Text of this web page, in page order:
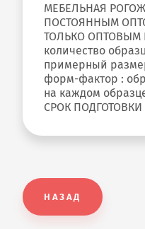
МЕБЕЛЬНАЯ
ПОСТОЯННЫМ
ТОЛЬКО ОПТОВЫМ
количество
примерный
форм-фактор :
на каждом
СРОК ПОДГОТОВКИ
НАЗАД